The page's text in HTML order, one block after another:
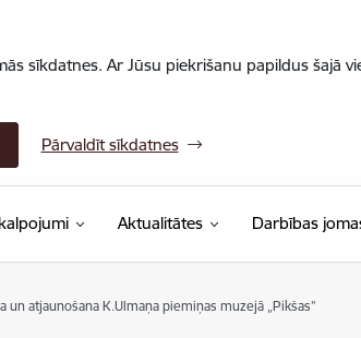
sīkdatnes. Ar Jūsu piekrišanu papildus šajā
Pārvaldīt sīkdatnes
Aktualitātes Darbības
un atjaunošana K.Ulmaņa piemiņas muzejā „Pikšas”